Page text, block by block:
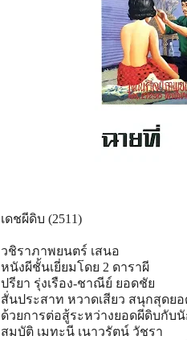
เดชผีดิบ (2511)
วชิราภาพยนตร์ เสนอ
หนังผีชั้นเยี่ยมโดย 2 ดาราผี
ปรียา รุ่งเรือง-ชาณีย์ ยอดชัย
สั่นประสาท หวาดเสียว สนุกสุดย
ด้วยการต่อสู้ระหว่างยอดผีดบกับนั
สมบัติ เมทะนี เนาวรัตน์ วัชรา